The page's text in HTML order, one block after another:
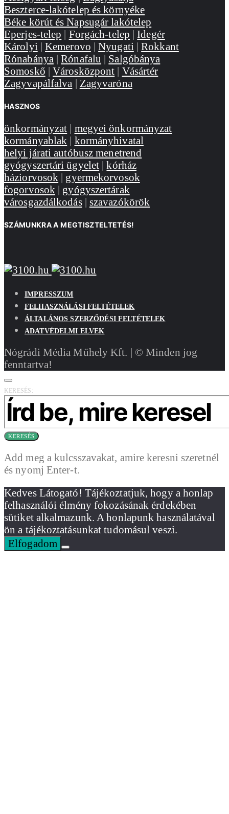
Beszterce-lakótelep és környéke
Béke körút és Napsugár lakótelep
Eperjes-telep | Forgách-telep |Idegér
Károlyi |Kemerovo |Nyugati |Rokkant
Rónabánya |Rónafalu | Salgóbánya
Somoskő |Városközpont | Vásártér
Zagyvapálfalva | Zagyvaróna
HASZNOS
önkormányzat | megyei önkormányzat
kormányablak | kormányhivatal
helyi járati autóbusz menetrend
gyógyszertári ügyelet |kórház
háziorvosok | gyermekorvosok
fogorvosok | gyógyszertárak
városgazdálkodás| szavazókörök
SZÁMUNKRA A MEGTISZTELTETÉS!
IMPRESSZUM
FELHASZNÁLÁSI FELTÉTELEK
ÁLTALÁNOS SZERZŐDÉSI FELTÉTELEK
ADATVÉDELMI ELVEK
Nógrádi Média Műhely Kft. | © Minden jog
fenntartva!
KERESÉS:
KERESÉS
Add meg a kulcsszavakat, amire keresni szeretnél
és nyomj Enter-t.
Kedves Látogató! Tájékoztatjuk, hogy a honlap
felhasználói élmény fokozásának érdekében
sütiket alkalmazunk. A honlapunk használatával
ön a tájékoztatásunkat tudomásul veszi.
Elfogadom